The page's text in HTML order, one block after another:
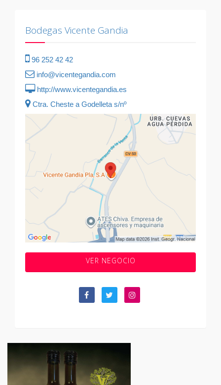
Bodegas Vicente Gandia
96 252 42 42
info@vicentegandia.com
http://www.vicentegandia.es
Ctra. Cheste a Godelleta s/nº
VER NEGOCIO